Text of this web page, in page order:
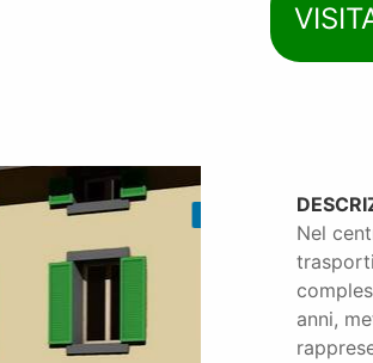
3 / 17
Nel
anni,